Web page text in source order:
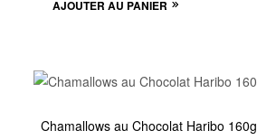
AJOUTER AU PANIER
Chamallows au Chocolat Haribo 160g